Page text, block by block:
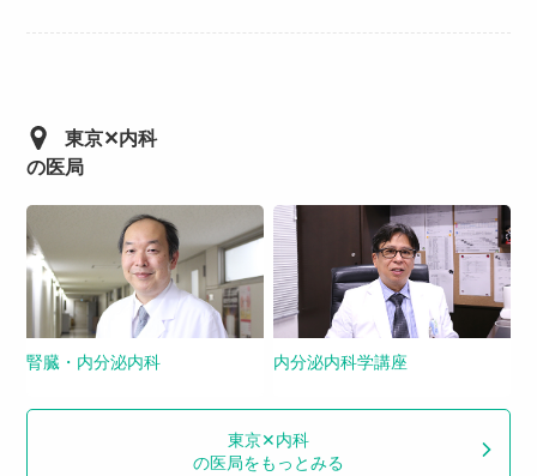
東京✕内科
の医局
腎臓・内分泌内科 内分泌内科学講座
東京✕内科
の医局をもっとみる